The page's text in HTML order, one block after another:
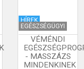
HÍREK
EGÉSZSÉGÜGYI
VÉMÉNDI
- MASSZÁZS
MINDENKINEK